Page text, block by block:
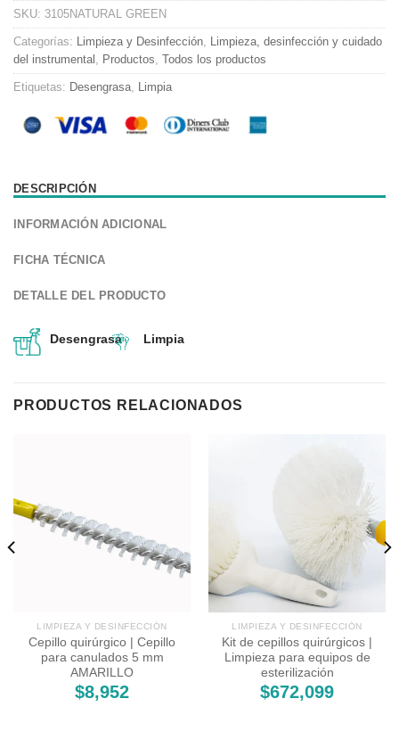
SKU: 3105NATURAL GREEN
Categorías: Limpieza y Desinfección, Limpieza, desinfección y cuidado
del instrumental , Productos, Todos los productos
Etiquetas: Desengrasa, Limpia
DESCRIPCIÓN
INFORMACIÓN ADICIONAL
FICHA TÉCNICA
DETALLE DEL PRODUCTO
Desengrasa Limpia
PRODUCTOS RELACIONADOS
LIMPIEZA Y DESINFECCIÓN
Cepillo quirúrgico | Cepillo
para canulados 5 mm
AMARILLO
$8,952
LIMPIEZA Y DESINFECCIÓN
Kit de cepillos quirúrgicos |
Limpieza para equipos de
esterilización
$672,099